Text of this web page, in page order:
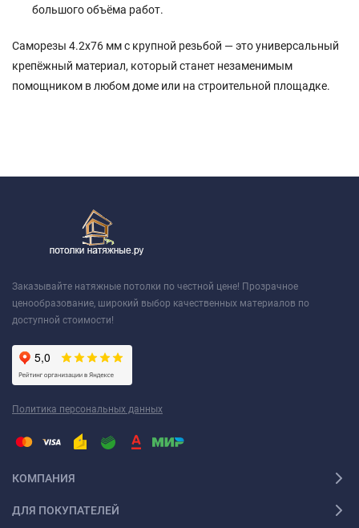
большого объёма работ.
Саморезы 4.2х76 мм с крупной резьбой — это универсальный
крепёжный материал, который станет незаменимым
помощником в любом доме или на строительной площадке.
Заказывайте натяжные потолки по честной цене! Прозрачное
ценообразование, широкий выбор качественных материалов по
доступной стоимости!
Политика персональных данных
КОМПАНИЯ
ДЛЯ ПОКУПАТЕЛЕЙ